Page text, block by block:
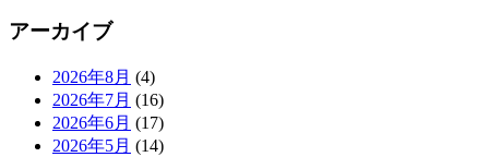
アーカイブ
2026年8月 (4)
2026年7月 (16)
2026年6月 (17)
2026年5月 (14)